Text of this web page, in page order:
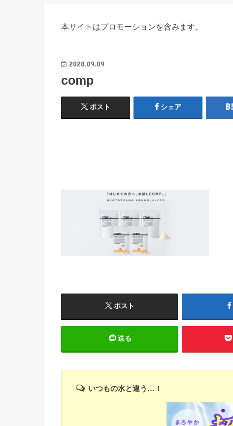
本サイトはプロモーションを含みます。
2020.09.09
comp
ポスト シェア
ポスト
送る
いつもの水と違う…！